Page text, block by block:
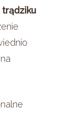
trądziku